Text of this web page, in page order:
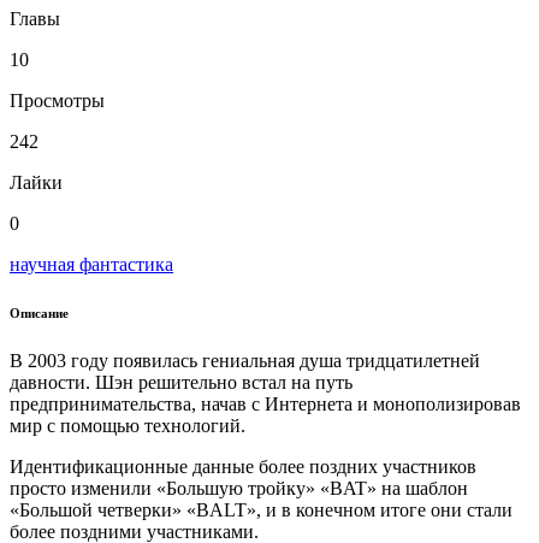
Главы
10
Просмотры
242
Лайки
0
научная фантастика
Описание
В 2003 году появилась гениальная душа тридцатилетней
давности. Шэн решительно встал на путь
предпринимательства, начав с Интернета и монополизировав
мир с помощью технологий.
Идентификационные данные более поздних участников
просто изменили «Большую тройку» «BAT» на шаблон
«Большой четверки» «BALT», и в конечном итоге они стали
более поздними участниками.